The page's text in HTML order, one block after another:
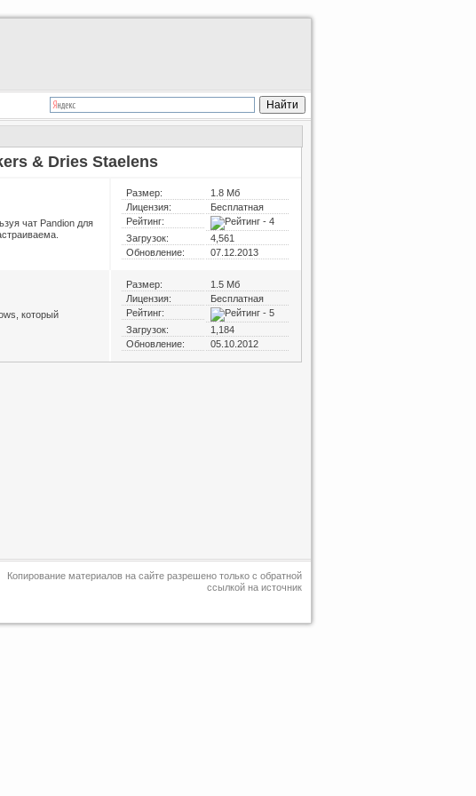
& Dries Staelens
чат Pandion для
Размер:
1.8 Мб
Лицензия:
Бесплатная
Рейтинг:
Загрузок:
4,561
Обновление:
07.12.2013
который
Размер:
1.5 Мб
Лицензия:
Бесплатная
Рейтинг:
Загрузок:
1,184
Обновление:
05.10.2012
Копирование материалов на сайте разрешено только с обратной
ссылкой на источник